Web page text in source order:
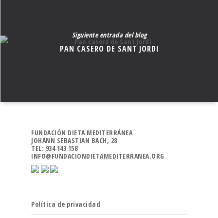
Siguiente entrada del blog
PAN CASERO DE SANT JORDI
FUNDACIÓN DIETA MEDITERRÁNEA
JOHANN SEBASTIAN BACH, 28
TEL: 934 143 158
INFO@FUNDACIONDIETAMEDITERRANEA.ORG
Política de privacidad